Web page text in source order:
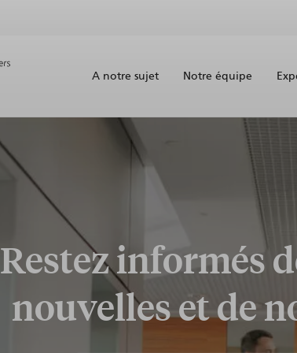
A notre sujet Notre équipe
Restez informés
nouvelles et de